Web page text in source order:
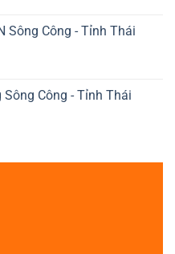
Sông Công - Tỉnh Thái
Công - Tỉnh Thái